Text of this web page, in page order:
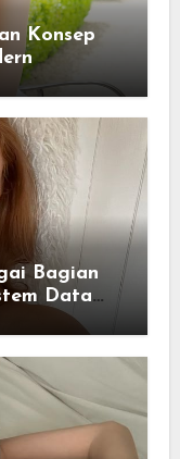
Konsep
Bagian
Data